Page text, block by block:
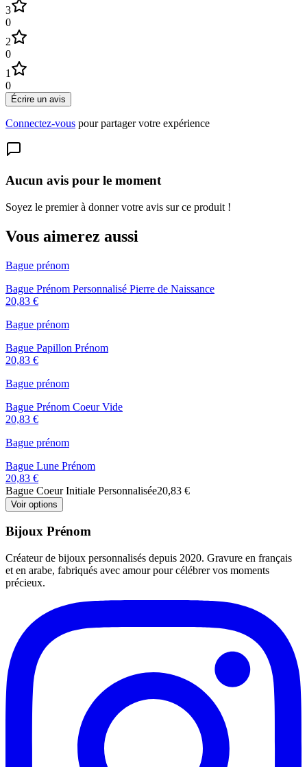
3
0
2
0
1
0
Écrire un avis
Connectez-vous pour partager votre expérience
Aucun avis pour le moment
Soyez le premier à donner votre avis sur ce produit !
Vous aimerez aussi
Bague prénom
Bague Prénom Personnalisé Pierre de Naissance
20,83 €
Bague prénom
Bague Papillon Prénom
20,83 €
Bague prénom
Bague Prénom Coeur Vide
20,83 €
Bague prénom
Bague Lune Prénom
20,83 €
Bague Coeur Initiale Personnalisée20,83 €
Voir options
Bijoux Prénom
Créateur de bijoux personnalisés depuis 2020. Gravure en français
et en arabe, fabriqués avec amour pour célébrer vos moments
précieux.